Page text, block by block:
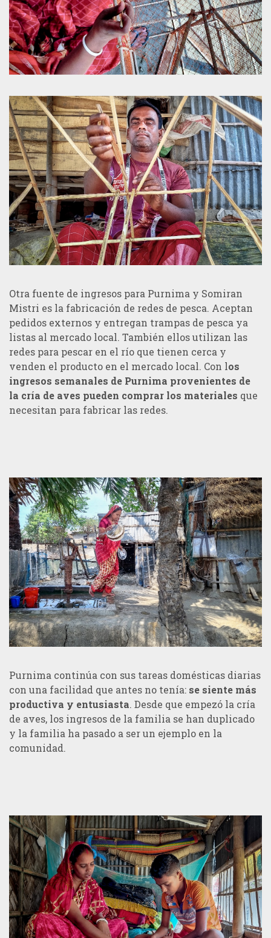
Otra fuente de ingresos para Purnima y Somiran
Mistri es la fabricación de redes de pesca. Aceptan
pedidos externos y entregan trampas de pesca ya
listas al mercado local. También ellos utilizan las
redes para pescar en el río que tienen cerca y
venden el producto en el mercado local. Con los
ingresos semanales de Purnima provenientes de
la cría de aves pueden comprar los materiales que
necesitan para fabricar las redes.
Purnima continúa con sus tareas domésticas diarias
con una facilidad que antes no tenía: se siente más
productiva y entusiasta. Desde que empezó la cría
de aves, los ingresos de la familia se han duplicado
y la familia ha pasado a ser un ejemplo en la
comunidad.